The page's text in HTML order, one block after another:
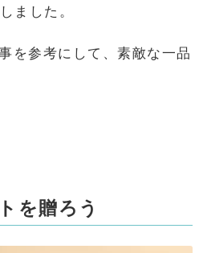
ました。
を参考にして、素敵な一品
を贈ろう